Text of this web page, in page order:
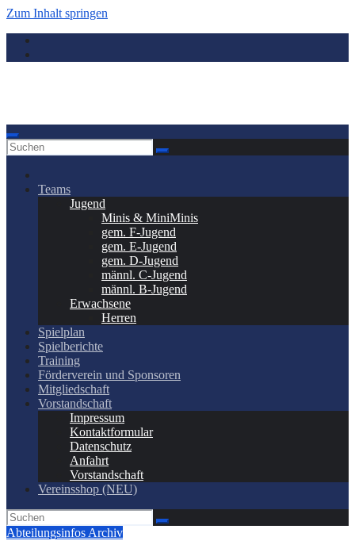
Zum Inhalt springen
Teams
Jugend
Minis & MiniMinis
gem. F-Jugend
gem. E-Jugend
gem. D-Jugend
männl. C-Jugend
männl. B-Jugend
Erwachsene
Herren
Spielplan
Spielberichte
Training
Förderverein und Sponsoren
Mitgliedschaft
Vorstandschaft
Impressum
Kontaktformular
Datenschutz
Anfahrt
Vorstandschaft
Vereinsshop (NEU)
Abteilungsinfos Archiv